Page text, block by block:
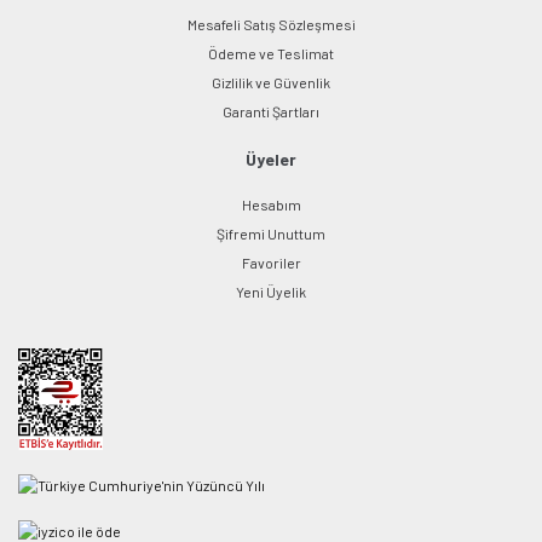
Mesafeli Satış Sözleşmesi
Ödeme ve Teslimat
Gizlilik ve Güvenlik
Garanti Şartları
Üyeler
Hesabım
Şifremi Unuttum
Favoriler
Yeni Üyelik